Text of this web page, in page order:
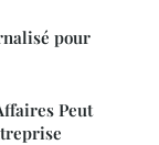
pour
Peut